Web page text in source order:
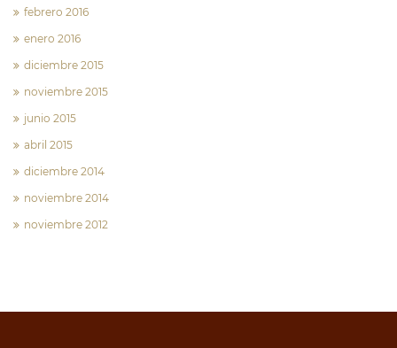
febrero 2016
enero 2016
diciembre 2015
noviembre 2015
junio 2015
abril 2015
diciembre 2014
noviembre 2014
noviembre 2012